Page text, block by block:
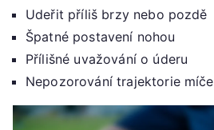
Udeřit příliš brzy nebo pozdě
Špatné postavení nohou
Přílišné uvažování o úderu
Nepozorování trajektorie míče